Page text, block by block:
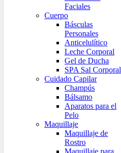
Faciales
Cuerpo
Básculas
Personales
Anticelulítico
Leche Corporal
Gel de Ducha
SPA Sal Corporal
Cuidado Capilar
Champús
Bálsamo
Aparatos para el
Pelo
Maquillaje
Maquillaje de
Rostro
Maquillaje para